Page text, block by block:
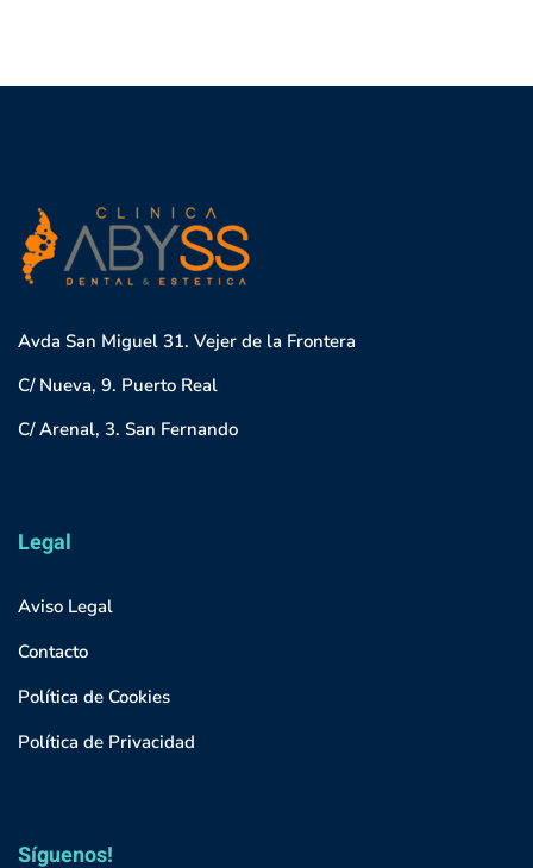
Avda San Miguel 31. Vejer de la Frontera
C/ Nueva, 9. Puerto Real
C/ Arenal, 3. San Fernando
Legal
Aviso Legal
Contacto
Política de Cookies
Política de Privacidad
Síguenos!